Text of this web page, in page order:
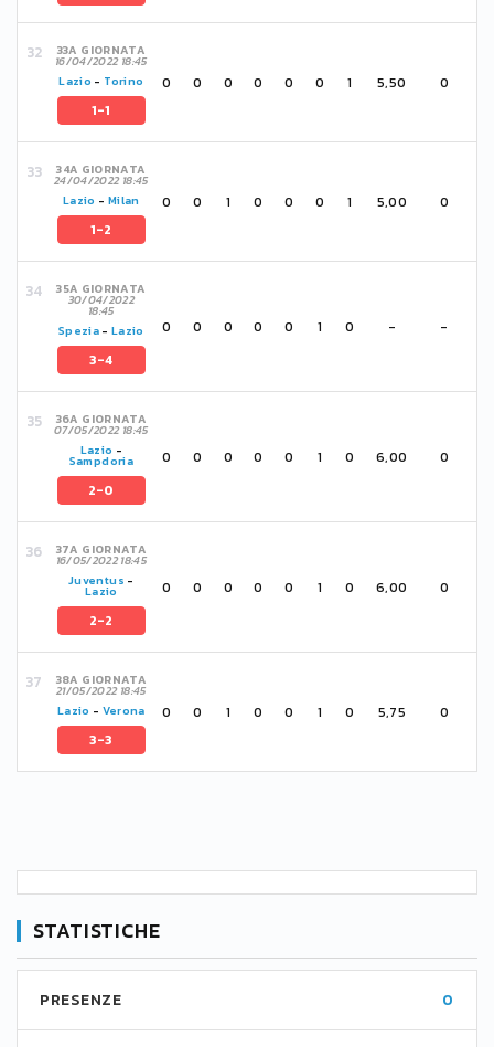
33A GIORNATA
16/04/2022 18:45
Lazio - Torino
1-1
0 0 0 0 0 0 1 5,50 0
34A GIORNATA
24/04/2022 18:45
Lazio - Milan
1-2
0 0 1 0 0 0 1 5,00 0
35A GIORNATA
30/04/2022
18:45
Spezia -Lazio
3-4
0 0 0 0 0 1 0 - -
36A GIORNATA
07/05/2022 18:45
Lazio -
Sampdoria
2-0
0 0 0 0 0 1 0 6,00 0
37A GIORNATA
16/05/2022 18:45
Juventus -
Lazio
2-2
0 0 0 0 0 1 0 6,00 0
38A GIORNATA
21/05/2022 18:45
Lazio - Verona
3-3
0 0 1 0 0 1 0 5,75 0
STATISTICHE
PRESENZE 0